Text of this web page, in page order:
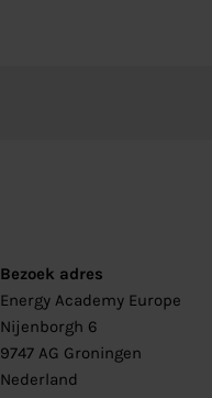
Bezoek adres
Energy Academy Europe
Nijenborgh 6
9747 AG Groningen
Nederland